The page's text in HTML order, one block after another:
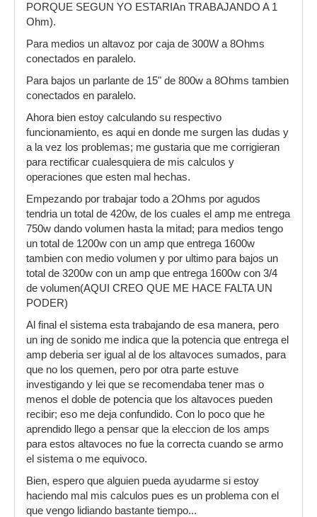
PORQUE SEGUN YO ESTARIAn TRABAJANDO A 1
Ohm).
Para medios un altavoz por caja de 300W a 8Ohms
conectados en paralelo.
Para bajos un parlante de 15" de 800w a 8Ohms tambien
conectados en paralelo.
Ahora bien estoy calculando su respectivo
funcionamiento, es aqui en donde me surgen las dudas y
a la vez los problemas; me gustaria que me corrigieran
para rectificar cualesquiera de mis calculos y
operaciones que esten mal hechas.
Empezando por trabajar todo a 2Ohms por agudos
tendria un total de 420w, de los cuales el amp me entrega
750w dando volumen hasta la mitad; para medios tengo
un total de 1200w con un amp que entrega 1600w
tambien con medio volumen y por ultimo para bajos un
total de 3200w con un amp que entrega 1600w con 3/4
de volumen(AQUI CREO QUE ME HACE FALTA UN
PODER)
Al final el sistema esta trabajando de esa manera, pero
un ing de sonido me indica que la potencia que entrega el
amp deberia ser igual al de los altavoces sumados, para
que no los quemen, pero por otra parte estuve
investigando y lei que se recomendaba tener mas o
menos el doble de potencia que los altavoces pueden
recibir; eso me deja confundido. Con lo poco que he
aprendido llego a pensar que la eleccion de los amps
para estos altavoces no fue la correcta cuando se armo
el sistema o me equivoco.
Bien, espero que alguien pueda ayudarme si estoy
haciendo mal mis calculos pues es un problema con el
que vengo lidiando bastante tiempo...